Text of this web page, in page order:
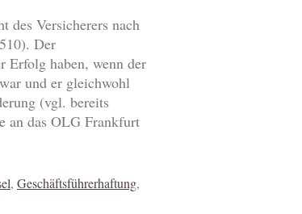
des Versicherers nach
Der
Erfolg haben, wenn der
und er gleichwohl
(vgl. bereits
an das OLG Frankfurt
, Geschäftsführerhaftung,